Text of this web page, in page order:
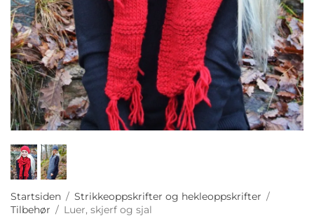
Startsiden / Strikkeoppskrifter og hekleoppskrifter /
Tilbehør / Luer, skjerf og sjal